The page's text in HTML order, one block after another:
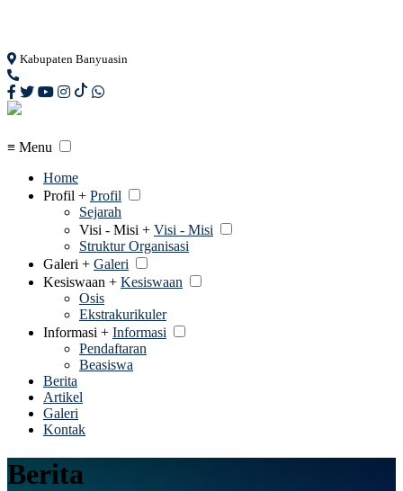
Kabupaten Banyuasin
≡ Menu
Home
Profil + Profil
Sejarah
Visi - Misi + Visi - Misi
Struktur Organisasi
Galeri + Galeri
Kesiswaan + Kesiswaan
Osis
Ekstrakurikuler
Informasi + Informasi
Pendaftaran
Beasiswa
Berita
Artikel
Galeri
Kontak
Berita